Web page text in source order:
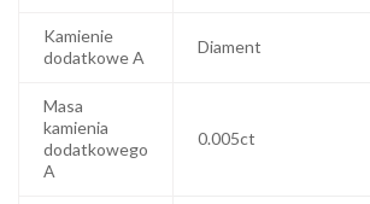
Kamienie
dodatkowe A
Diament
Masa
kamienia
dodatkowego
A
0.005ct